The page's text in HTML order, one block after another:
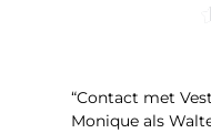
“Contact met
Monique als